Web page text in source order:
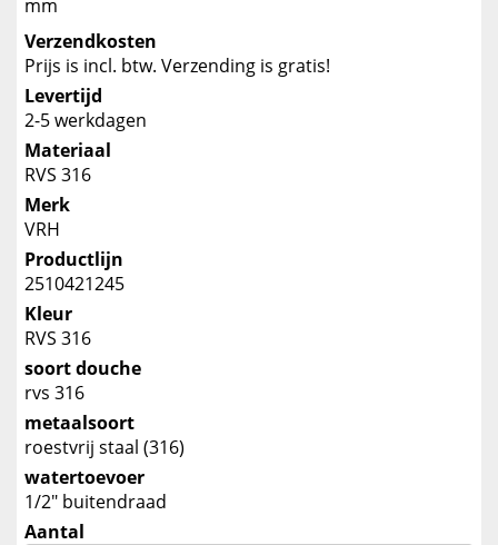
mm
Verzendkosten
Prijs is incl. btw. Verzending is gratis!
Levertijd
2-5 werkdagen
Materiaal
RVS 316
Merk
VRH
Productlijn
2510421245
Kleur
RVS 316
soort douche
rvs 316
metaalsoort
roestvrij staal (316)
watertoevoer
1/2" buitendraad
Aantal